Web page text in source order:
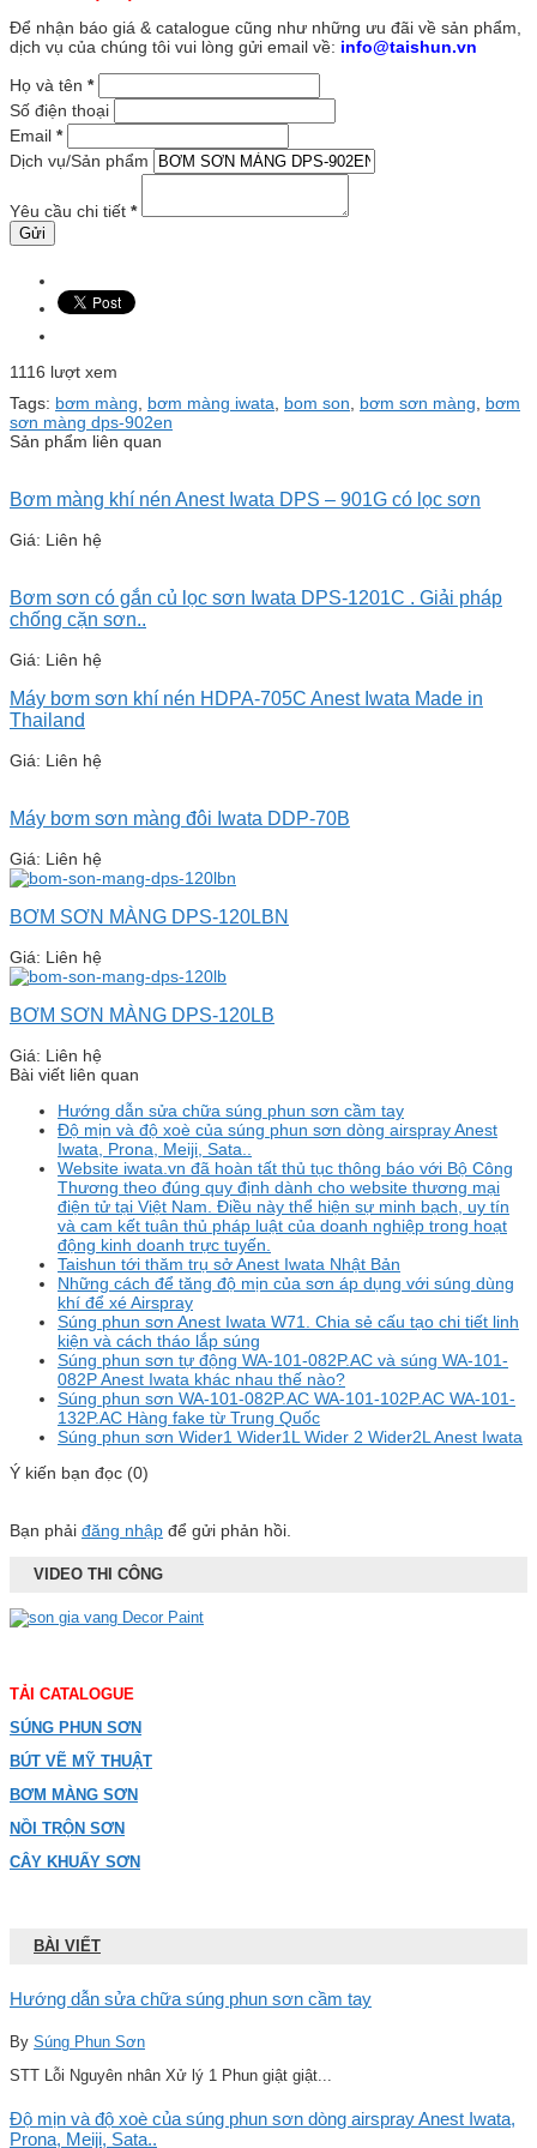
Để nhận báo giá & catalogue cũng như những ưu đãi về sản phẩm,
dịch vụ của chúng tôi vui lòng gửi email về: info@taishun.vn
Họ và tên *
Số điện thoại
Email *
Dịch vụ/Sản phẩm
Yêu cầu chi tiết *
1116 lượt xem
Tags: bơm màng bơm màng iwata bom son bơm sơn màng
bơm
sơn màng dps-902en
Sản phẩm liên quan
Bơm màng khí nén Anest Iwata DPS – 901G có lọc sơn
Giá: Liên hệ
Bơm sơn có gắn củ lọc sơn Iwata DPS-1201C . Giải pháp
chống cặn sơn..
Giá: Liên hệ
Máy bơm sơn khí nén HDPA-705C Anest Iwata Made in
Thailand
Giá: Liên hệ
Máy bơm sơn màng đôi Iwata DDP-70B
Giá: Liên hệ
BƠM SƠN MÀNG DPS-120LBN
Giá: Liên hệ
BƠM SƠN MÀNG DPS-120LB
Giá: Liên hệ
Bài viết liên quan
Hướng dẫn sửa chữa súng phun sơn cầm tay
Độ mịn và độ xoè của súng phun sơn dòng airspray Anest
Iwata, Prona, Meiji, Sata..
Website iwata.vn đã hoàn tất thủ tục thông báo với Bộ Công
Thương theo đúng quy định dành cho website thương mại
điện tử tại Việt Nam. Điều này thể hiện sự minh bạch, uy tín
và cam kết tuân thủ pháp luật của doanh nghiệp trong hoạt
động kinh doanh trực tuyến.
Taishun tới thăm trụ sở Anest Iwata Nhật Bản
Những cách để tăng độ mịn của sơn áp dụng với súng dùng
khí để xé Airspray
Súng phun sơn Anest Iwata W71. Chia sẻ cấu tạo chi tiết linh
kiện và cách tháo lắp súng
Súng phun sơn tự động WA-101-082P.AC và súng WA-101-
082P Anest Iwata khác nhau thế nào?
Súng phun sơn WA-101-082P.AC WA-101-102P.AC WA-101-
132P.AC Hàng fake từ Trung Quốc
Súng phun sơn Wider1 Wider1L Wider 2 Wider2L Anest Iwata
Ý kiến bạn đọc (0)
Bạn phải đăng nhập để gửi phản hồi.
VIDEO THI CÔNG
TẢI CATALOGUE
SÚNG PHUN SƠN
BÚT VẼ MỸ THUẬT
BƠM MÀNG SƠN
NỒI TRỘN SƠN
CÂY KHUẤY SƠN
BÀI VIẾT
Hướng dẫn sửa chữa súng phun sơn cầm tay
By Súng Phun Sơn
STT Lỗi Nguyên nhân Xử lý 1 Phun giật giật...
Độ mịn và độ xoè của súng phun sơn dòng airspray Anest Iwata,
Prona, Meiji, Sata..